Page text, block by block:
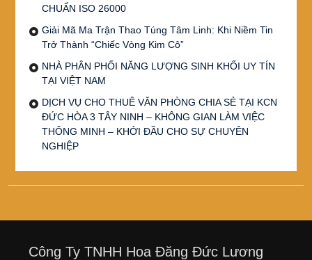
CHUẨN ISO 26000
Giải Mã Ma Trận Thao Túng Tâm Linh: Khi Niềm Tin
Trở Thành “Chiếc Vòng Kim Cô”
NHÀ PHÂN PHỐI NĂNG LƯỢNG SINH KHỐI UY TÍN
TẠI VIỆT NAM
DỊCH VỤ CHO THUÊ VĂN PHÒNG CHIA SẺ TẠI KCN
ĐỨC HÒA 3 TÂY NINH – KHÔNG GIAN LÀM VIỆC
THÔNG MINH – KHỞI ĐẦU CHO SỰ CHUYÊN
NGHIỆP
Công Ty TNHH Hoa Đăng Đức Lương